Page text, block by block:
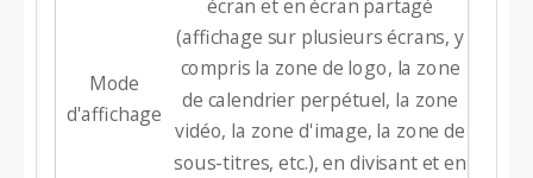
Mode
d'affichage
écran et en écran partagé
(affichage sur plusieurs écrans, y
compris la zone de logo, la zone
de calendrier perpétuel, la zone
vidéo, la zone d'image, la zone de
sous-titres, etc.), en divisant et en